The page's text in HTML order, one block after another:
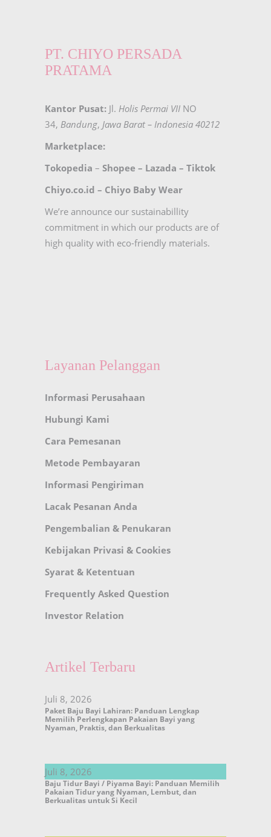
PT. CHIYO PERSADA
PRATAMA
Kantor Pusat: Jl. Holis Permai VII NO
34, Bandung, Jawa Barat – Indonesia 40212
Marketplace:
Tokopedia – Shopee – Lazada – Tiktok
Chiyo.co.id – Chiyo Baby Wear
We’re announce our sustainabillity
commitment in which our products are of
high quality with eco-friendly materials.
Layanan Pelanggan
Informasi Perusahaan
Hubungi Kami
Cara Pemesanan
Metode Pembayaran
Informasi Pengiriman
Lacak Pesanan Anda
Pengembalian & Penukaran
Kebijakan Privasi & Cookies
Syarat & Ketentuan
Frequently Asked Question
Investor Relation
Artikel Terbaru
Juli 8, 2026
Paket Baju Bayi Lahiran: Panduan Lengkap
Memilih Perlengkapan Pakaian Bayi yang
Nyaman, Praktis, dan Berkualitas
Juli 8, 2026
Baju Tidur Bayi / Piyama Bayi: Panduan Memilih
Pakaian Tidur yang Nyaman, Lembut, dan
Berkualitas untuk Si Kecil